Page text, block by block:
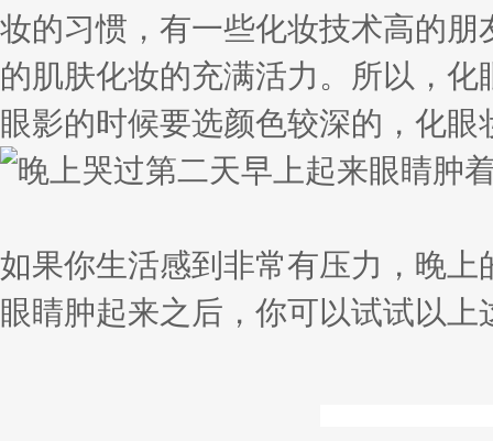
妆的习惯，有一些化妆技术高的
的肌肤化妆的充满活力。所以，
眼影的时候要选颜色较深的，化
如果你生活感到非常有压力，晚
眼睛肿起来之后，你可以试试以